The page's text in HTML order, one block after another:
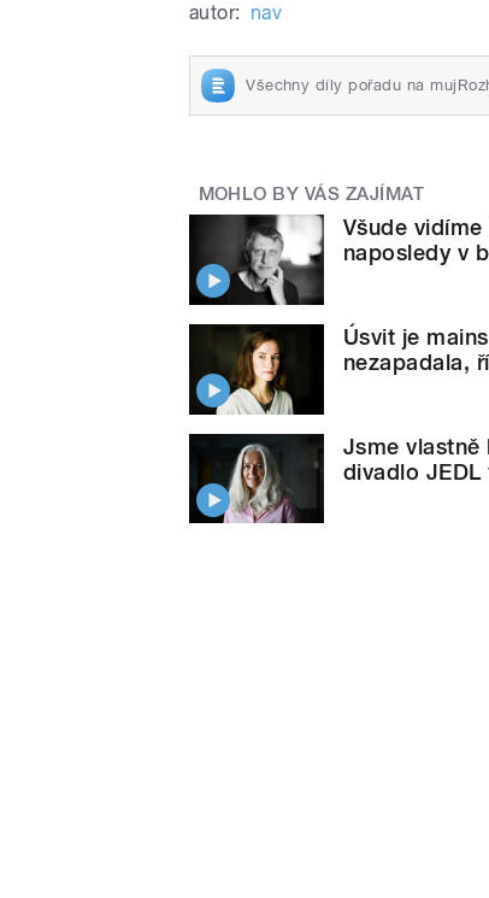
autor: nav
Všechny díly pořadu na
MOHLO BY VÁS ZAJÍMAT
Všude
naposledy v
Úsvit je
nezapadala,
Jsme vlastně
divadlo JEDL